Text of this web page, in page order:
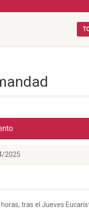
2025
tras el Jueves